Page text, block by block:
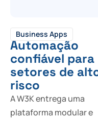
Business Apps
Automação
confiável para
setores de
risco
A W3K entrega uma
plataforma modular e